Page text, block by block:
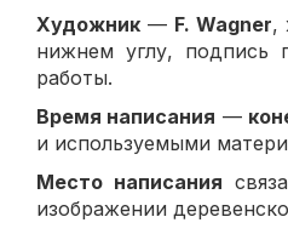
Художник — F. Wagner,
нижнем углу, подпись
работы.
Время написания —
и используемыми
Место написания
изображении